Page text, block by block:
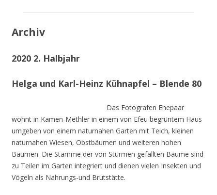
Archiv
2020 2. Halbjahr
Helga und Karl-Heinz Kühnapfel – Blende 80
Das Fotografen Ehepaar
wohnt in Kamen-Methler in einem von Efeu begrüntem Haus
umgeben von einem naturnahen Garten mit Teich, kleinen
naturnahen Wiesen, Obstbäumen und weiteren hohen
Bäumen. Die Stämme der von Stürmen gefällten Bäume sind
zu Teilen im Garten integriert und dienen vielen Insekten und
Vögeln als Nahrungs-und Brutstätte.